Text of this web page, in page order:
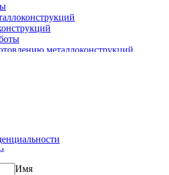
металлоконструкций
свай
Имя